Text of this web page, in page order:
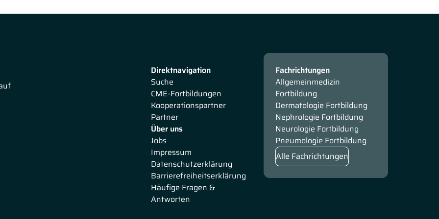
Direktnavigation
Suche
CME-Fortbildungen
Kooperationspartner
Partner
Über uns
Jobs
Impressum
Datenschutzerklärung
Barrierefreiheitserklärung
Häufige Fragen &
Antworten
Fachrichtungen
Allgemeinmedizin
Fortbildung
Dermatologie Fortbildung
Nephrologie Fortbildung
Neurologie Fortbildung
Pneumologie Fortbildung
Alle Fachrichtungen